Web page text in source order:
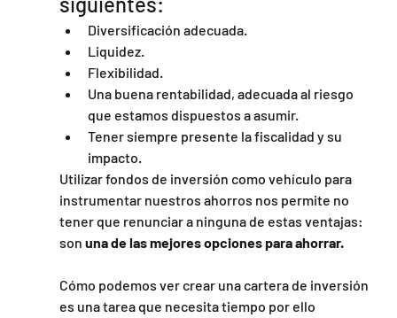
Diversificación adecuada.
Liquidez.
Flexibilidad.
Una buena rentabilidad, adecuada al riesgo
que estamos dispuestos a asumir.
Tener siempre presente la fiscalidad y su
impacto.
Utilizar fondos de inversión como vehículo para
instrumentar nuestros ahorros nos permite no
tener que renunciar a ninguna de estas ventajas:
son una de las mejores opciones para ahorrar.
Cómo podemos ver crear una cartera de inversión
es una tarea que necesita tiempo por ello